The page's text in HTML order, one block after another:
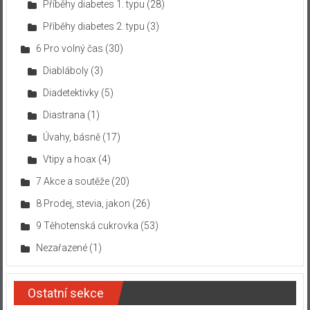
Příběhy diabetes 1. typu (28)
Příběhy diabetes 2. typu (3)
6 Pro volný čas (30)
Diabláboly(3)
Diadetektivky(5)
Diastrana (1)
Úvahy, básně(17)
Vtipy a hoax(4)
7 Akce a soutěže(20)
8 Prodej, stevia, jakon (26)
9 Těhotenská cukrovka (53)
Nezařazené(1)
Ostatní sekce